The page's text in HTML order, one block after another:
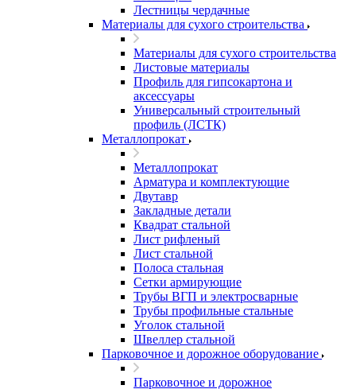
Лестницы чердачные
Материалы для сухого строительства
Материалы для сухого строительства
Листовые материалы
Профиль для гипсокартона и
аксессуары
Универсальный строительный
профиль (ЛСТК)
Металлопрокат
Металлопрокат
Арматура и комплектующие
Двутавр
Закладные детали
Квадрат стальной
Лист рифленый
Лист стальной
Полоса стальная
Сетки армирующие
Трубы ВГП и электросварные
Трубы профильные стальные
Уголок стальной
Швеллер стальной
Парковочное и дорожное оборудование
Парковочное и дорожное